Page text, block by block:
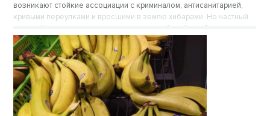
возникают стойкие ассоциации с криминалом, антисанитарией,
кривыми переулками и вросшими в землю хибарами. Но частный
сектор Нахаловки, где сильны правила рабочей слободки, уже не
тот, что прежде. Дома здесь примерили одежду из сайдинга, есть
водопровод, проводится газ. Здесь даже родился самый
легендарный герой Новосибирска, но инвесторы все еще
обходят стороной близкую к Оби территорию. Публикуется
повторно в цикле «Лучшие материалы VN.RU за 2023 год».